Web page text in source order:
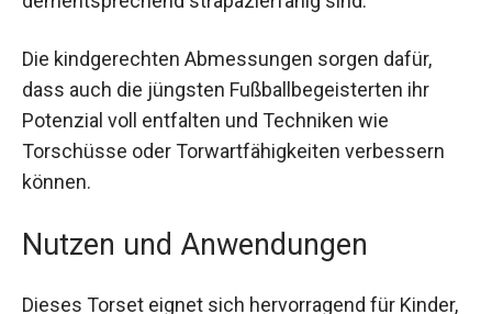
Umgebungen eignen und dementsprechend
strapazierfähig sind.
Die kindgerechten Abmessungen sorgen dafür,
dass auch die jüngsten Fußballbegeisterten ihr
Potenzial voll entfalten und Techniken wie
können.
Nutzen und Anwendungen